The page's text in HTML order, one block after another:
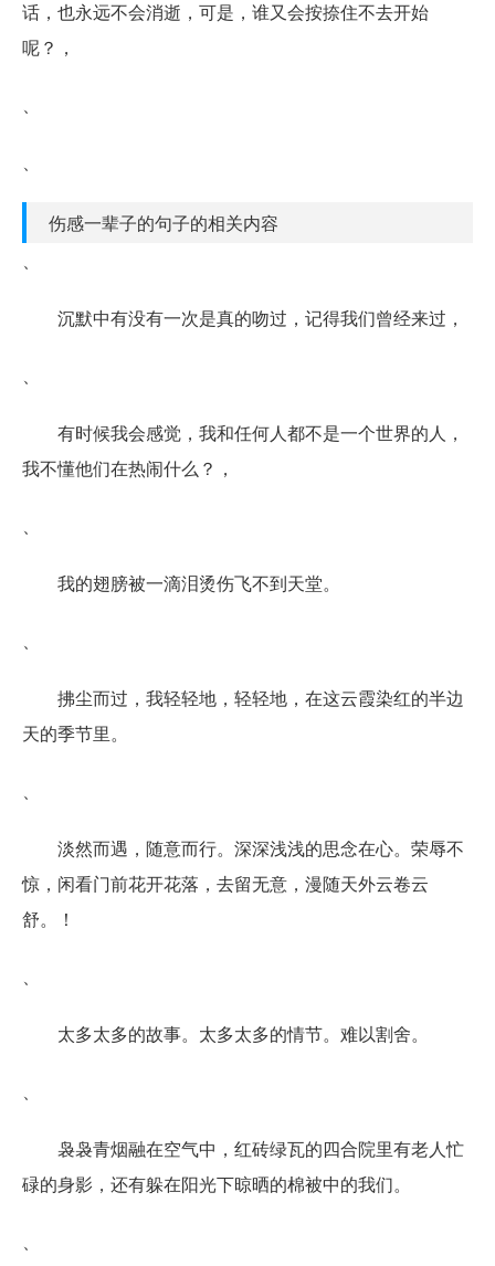
话，也永远不会消逝，可是，谁又会按捺住不去开始
呢？，
伤感一辈子的句子的相关内容
沉默中有没有一次是真的吻过，记得我们曾经来过，
有时候我会感觉，我和任何人都不是一个世界的人，
我不懂他们在热闹什么？，
我的翅膀被一滴泪烫伤飞不到天堂。
拂尘而过，我轻轻地，轻轻地，在这云霞染红的半边
天的季节里。
淡然而遇，随意而行。深深浅浅的思念在心。荣辱不
惊，闲看门前花开花落，去留无意，漫随天外云卷云
舒。！
太多太多的故事。太多太多的情节。难以割舍。
袅袅青烟融在空气中，红砖绿瓦的四合院里有老人忙
碌的身影，还有躲在阳光下晾晒的棉被中的我们。